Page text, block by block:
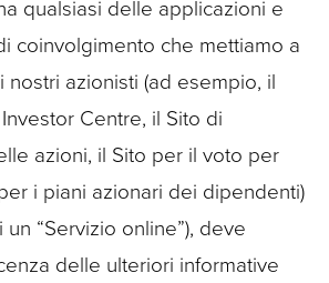
qualsiasi delle applicazioni e
coinvolgimento che mettiamo a
azionisti (ad esempio, il
Centre, il Sito di
azioni, il Sito per il voto per
i piani azionari dei dipendenti)
“Servizio online”), deve
delle ulteriori informative